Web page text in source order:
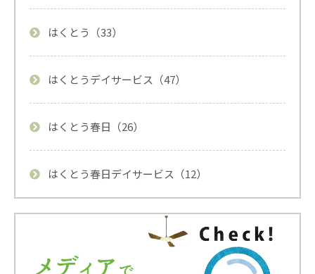
はくとう（33）
はくとうデイサービス（47）
はくとう春日（26）
はくとう春日デイサービス（12）